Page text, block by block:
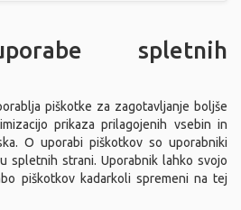
spletnih
piškotke za zagotavljanje boljše
prikaza prilagojenih vsebin in
O uporabi piškotkov so uporabniki
spletnih strani. Uporabnik lahko svojo
piškotkov kadarkoli spremeni na tej